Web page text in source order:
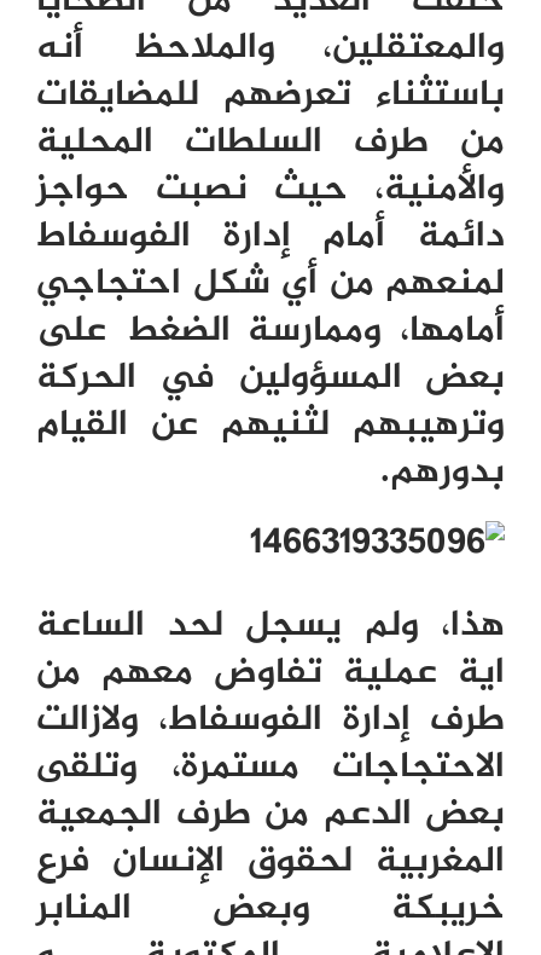
والمعتقلين، والملاحظ أنه
باستثناء تعرضهم للمضايقات
من طرف السلطات المحلية
والأمنية، حيث نصبت حواجز
دائمة أمام إدارة الفوسفاط
لمنعهم من أي شكل احتجاجي
أمامها، وممارسة الضغط على
بعض المسؤولين في الحركة
وترهيبهم لثنيهم عن القيام
بدورهم.
هذا، ولم يسجل لحد الساعة
اية عملية تفاوض معهم من
طرف إدارة الفوسفاط، ولازالت
الاحتجاجات مستمرة، وتلقى
بعض الدعم من طرف الجمعية
المغربية لحقوق الإنسان فرع
خريبكة وبعض المنابر